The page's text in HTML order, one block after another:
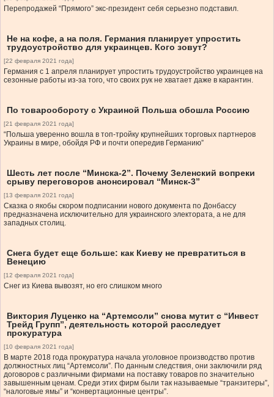
Перепродажей “Прямого” экс-президент себя серьезно подставил.
Не на кофе, а на поля. Германия планирует упростить
трудоустройство для украинцев. Кого зовут?
[22 февраля 2021 года]
Германия с 1 апреля планирует упростить трудоустройство украинцев на
сезонные работы из-за того, что своих рук не хватает даже в карантин.
По товарообороту с Украиной Польша обошла Россию
[21 февраля 2021 года]
“Польша уверенно вошла в топ-тройку крупнейших торговых партнеров
Украины в мире, обойдя РФ и почти опередив Германию”
Шесть лет после “Минска-2”. Почему Зеленский вопреки
срыву переговоров анонсировал “Минск-3”
[13 февраля 2021 года]
Сказка о якобы скором подписании нового документа по Донбассу
предназначена исключительно для украинского электората, а не для
западных столиц.
Снега будет еще больше: как Киеву не превратиться в
Венецию
[12 февраля 2021 года]
Снег из Киева вывозят, но его слишком много
Виктория Луценко на “Артемсоли” снова мутит с “Инвест
Трейд Групп”, деятельность которой расследует
прокуратура
[10 февраля 2021 года]
В марте 2018 года прокуратура начала уголовное производство против
должностных лиц “Артемсоли”. По данным следствия, они заключили ряд
договоров с различными фирмами на поставку товаров по значительно
завышенным ценам. Среди этих фирм были так называемые “транзитеры”,
“налоговые ямы” и “конвертационные центры”.